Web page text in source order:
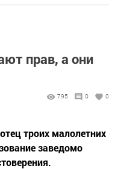
прав, а они
795 0 0
троих малолетних
заведомо